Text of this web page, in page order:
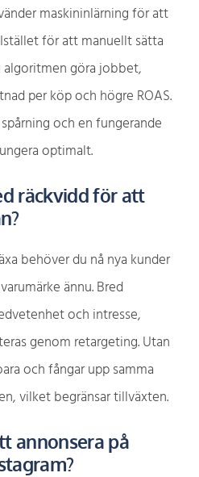
maskininlärning för att
för att manuellt sätta
algoritmen göra jobbet,
per köp och högre ROAS.
och en fungerande
optimalt.
räckvidd för att
behöver du nå nya kunder
ännu. Bred
och intresse,
genom retargeting. Utan
och fångar upp samma
vilket begränsar tillväxten.
annonsera på